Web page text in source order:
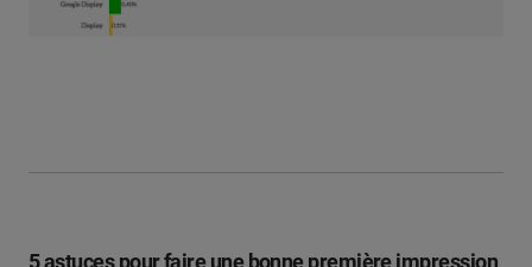
5 astuces pour faire une bonne première impression